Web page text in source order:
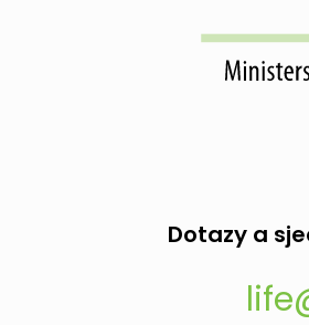
Dotazy a